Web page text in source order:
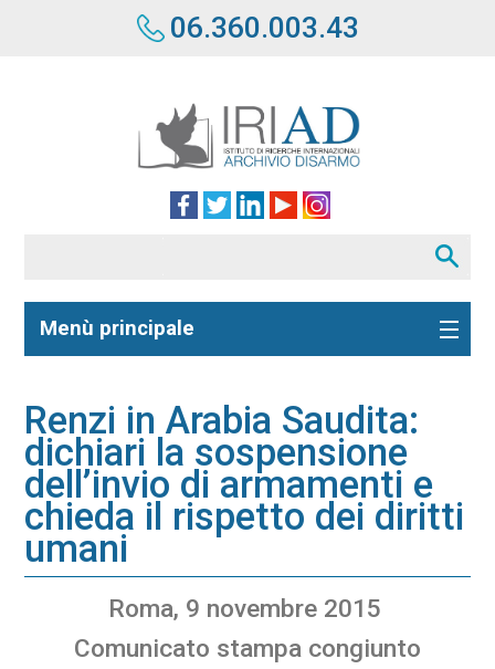
06.360.003.43
Menù principale
Renzi in Arabia Saudita:
dichiari la sospensione
dell’invio di armamenti e
chieda il rispetto dei diritti
umani
Roma, 9 novembre 2015
Comunicato stampa congiunto